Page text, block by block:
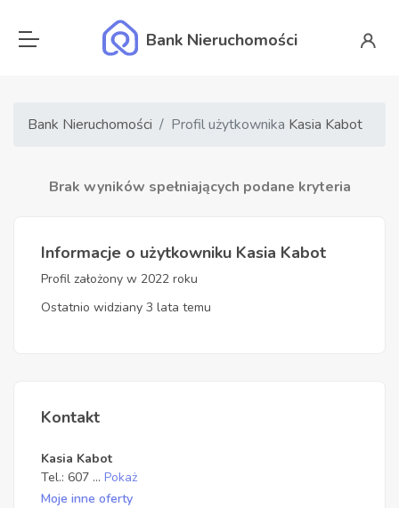
Bank Nieruchomości
Bank Nieruchomości Profil użytkownika Kasia Kabot
Brak wyników spełniających podane kryteria
Informacje o użytkowniku Kasia Kabot
Profil założony w 2022 roku
Ostatnio widziany 3 lata temu
Kontakt
Kasia Kabot
Tel.: 607 ... Pokaż
Moje inne oferty